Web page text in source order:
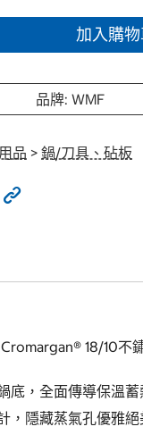
加入購
品牌: WMF
品 > 鍋/刀具、砧板
18/10不
底，全面傳導保溫蓄
，隱藏蒸氣孔優雅絕